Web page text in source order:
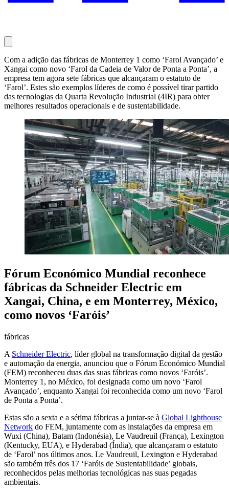
Com a adição das fábricas de Monterrey 1 como ‘Farol Avançado’ e
Xangai como novo ‘Farol da Cadeia de Valor de Ponta a Ponta’, a
empresa tem agora sete fábricas que alcançaram o estatuto de
‘Farol’. Estes são exemplos líderes de como é possível tirar partido
das tecnologias da Quarta Revolução Industrial (4IR) para obter
melhores resultados operacionais e de sustentabilidade.
Fórum Económico Mundial reconhece
fábricas da Schneider Electric em
Xangai, China, e em Monterrey, México,
como novos ‘Faróis’
fábricas
A Schneider Electric, líder global na transformação digital da gestão
e automação da energia, anunciou que o Fórum Económico Mundial
(FEM) reconheceu duas das suas fábricas como novos ‘Faróis’.
Monterrey 1, no México, foi designada como um novo ‘Farol
Avançado’, enquanto Xangai foi reconhecida como um novo ‘Farol
de Ponta a Ponta’.
Estas são a sexta e a sétima fábricas a juntar-se à Global Lighthouse
Network do FEM, juntamente com as instalações da empresa em
Wuxi (China), Batam (Indonésia), Le Vaudreuil (França), Lexington
(Kentucky, EUA), e Hyderabad (Índia), que alcançaram o estatuto
de ‘Farol’ nos últimos anos. Le Vaudreuil, Lexington e Hyderabad
são também três dos 17 ‘Faróis de Sustentabilidade’ globais,
reconhecidos pelas melhorias tecnológicas nas suas pegadas
ambientais.